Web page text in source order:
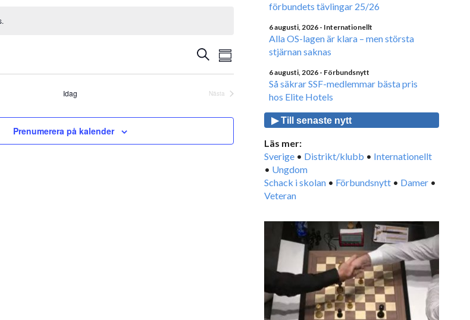
Evenemang
Search
and
Views
Sök
Evenemang
vynavigering
Sammanfattning
Idag
Nästa
Prenumerera på kalender
förbundets tävlingar 25/26
6 augusti, 2026 - Internationellt
Alla OS-lagen är klara – men största
stjärnan saknas
6 augusti, 2026 - Förbundsnytt
Så säkrar SSF-medlemmar bästa pris
hos Elite Hotels
▶ Till senaste nytt
Läs mer:
Sverige • Distrikt/klubb • Internationellt
• Ungdom
Schack i skolan • Förbundsnytt • Damer •
Veteran